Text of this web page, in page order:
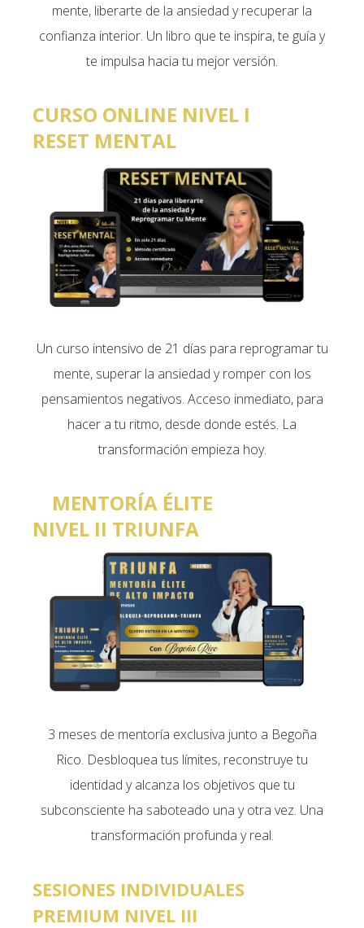
mente, liberarte de la ansiedad y recuperar la
confianza interior. Un libro que te inspira, te guía y
te impulsa hacia tu mejor versión.
CURSO ONLINE NIVEL I
RESET MENTAL
Un curso intensivo de 21 días para reprogramar tu
mente, superar la ansiedad y romper con los
pensamientos negativos. Acceso inmediato, para
hacer a tu ritmo, desde donde estés. La
transformación empieza hoy.
MENTORÍA ÉLITE
NIVEL II TRIUNFA
3 meses de mentoría exclusiva junto a Begoña
Rico. Desbloquea tus límites, reconstruye tu
identidad y alcanza los objetivos que tu
subconsciente ha saboteado una y otra vez. Una
transformación profunda y real.
SESIONES INDIVIDUALES
PREMIUM NIVEL III